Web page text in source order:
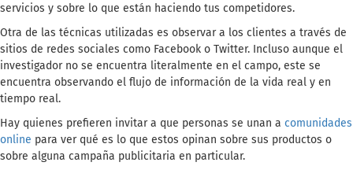
servicios y sobre lo que están haciendo tus competidores.
Otra de las técnicas utilizadas es observar a los clientes a través de
sitios de redes sociales como Facebook o Twitter. Incluso aunque el
investigador no se encuentra literalmente en el campo, este se
encuentra observando el flujo de información de la vida real y en
tiempo real.
Hay quienes prefieren invitar a que personas se unan a comunidades
online para ver qué es lo que estos opinan sobre sus productos o
sobre alguna campaña publicitaria en particular.